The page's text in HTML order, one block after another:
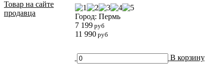
Товар на сайте
продавца
Город: Пермь
7 199руб
11 990руб
В корзину